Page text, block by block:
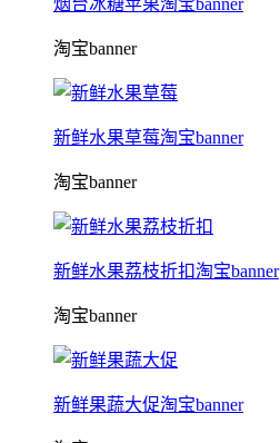
淘宝banner
新鲜水果草莓淘宝banner
淘宝banner
新鲜水果荔枝折扣淘宝banner
淘宝banner
新鲜果蔬大促淘宝banner